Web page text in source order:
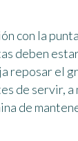
con la
deben
reposar el
de servir, a
de